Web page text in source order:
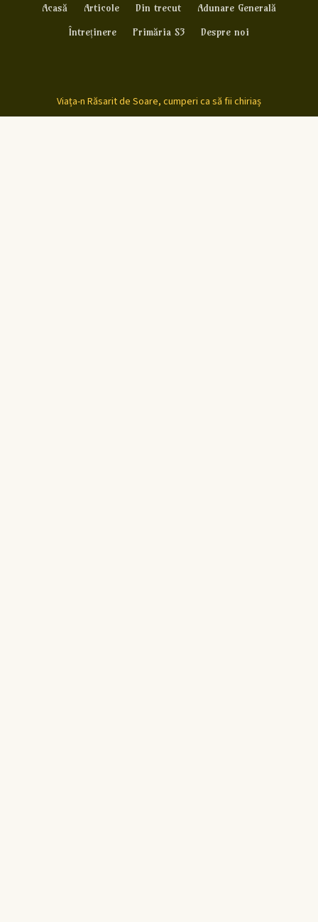
Acasă Articole Din trecut
Adunare Generală
Întreținere
Primăria S3 Despre noi
Viața-n Răsarit de Soare, cumperi ca să fii chiriaș